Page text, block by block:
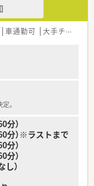
は120日としっかり
、プライベートの時
営ノウハウの全てをレ
社が負担し、従業員の
、社員の健康維持をサ
車通勤可 大手チェーン以外
。
）
）※ラストまで
分）
分）
）